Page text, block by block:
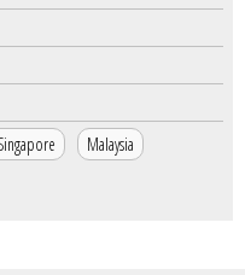
Malaysia